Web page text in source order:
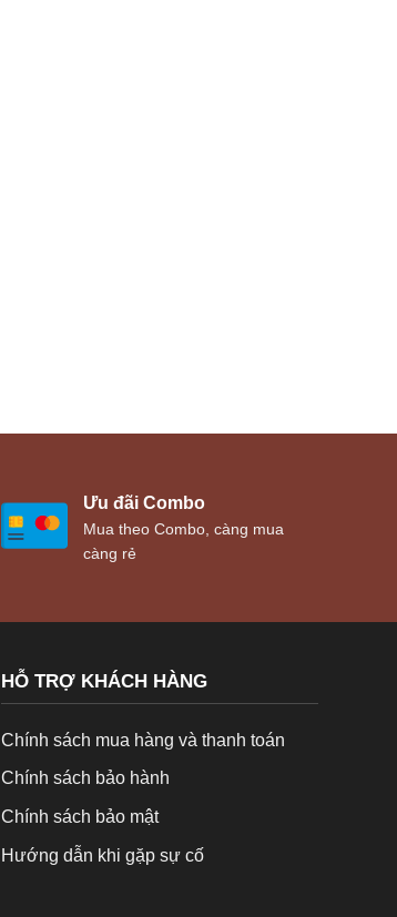
Ưu đãi Combo
Mua theo Combo, càng mua
càng rẻ
HỖ TRỢ KHÁCH HÀNG
Chính sách mua hàng và thanh toán
Chính sách bảo hành
Chính sách bảo mật
Hướng dẫn khi gặp sự cố